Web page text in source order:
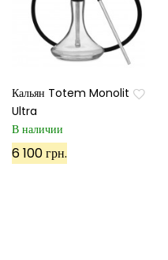
Кальян Totem Monolit
Ultra
В наличии
6 100 грн.